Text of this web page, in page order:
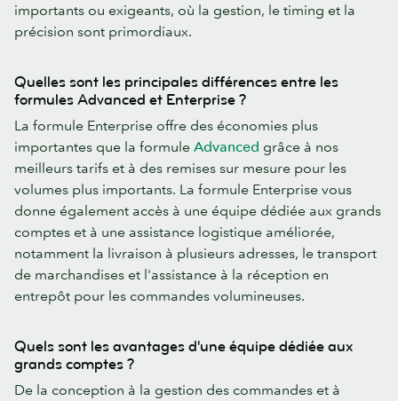
importants ou exigeants, où la gestion, le timing et la
précision sont primordiaux.
Quelles sont les principales différences entre les
formules Advanced et Enterprise ?
La formule Enterprise offre des économies plus
importantes que la formule Advanced grâce à nos
meilleurs tarifs et à des remises sur mesure pour les
volumes plus importants. La formule Enterprise vous
donne également accès à une équipe dédiée aux grands
comptes et à une assistance logistique améliorée,
notamment la livraison à plusieurs adresses, le transport
de marchandises et l'assistance à la réception en
entrepôt pour les commandes volumineuses.
Quels sont les avantages d'une équipe dédiée aux
grands comptes ?
De la conception à la gestion des commandes et à